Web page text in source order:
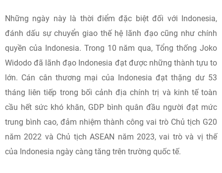
Những ngày này là thời điểm đặc biệt đối với Indonesia,
đánh dấu sự chuyển giao thế hệ lãnh đạo cũng như chính
quyền của Indonesia. Trong 10 năm qua, Tổng thống Joko
Widodo đã lãnh đạo Indonesia đạt được những thành tựu to
lớn. Cán cân thương mại của Indonesia đạt thặng dư 53
tháng liên tiếp trong bối cảnh địa chính trị và kinh tế toàn
cầu hết sức khó khăn, GDP bình quân đầu người đạt mức
trung bình cao, đảm nhiệm thành công vai trò Chủ tịch G20
năm 2022 và Chủ tịch ASEAN năm 2023, vai trò và vị thế
của Indonesia ngày càng tăng trên trường quốc tế.